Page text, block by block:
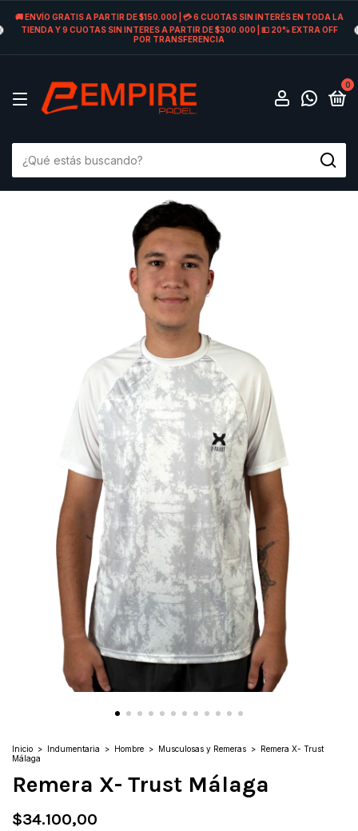
🚚 ENVÍO GRATIS A PARTIR DE $150.000 | 💳 6 CUOTAS SIN INTERÉS EN TODA LA
TIENDA Y 9 CUOTAS SIN INTERES A PARTIR DE $300.000 | 💵 20% EXTRA OFF
POR TRANSFERENCIA
0
Inicio > Indumentaria > Hombre > Musculosas y Remeras > Remera X- Trust
Málaga
Remera X- Trust Málaga
$34.100,00